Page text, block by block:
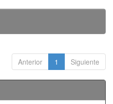
Anterior 1 Siguiente